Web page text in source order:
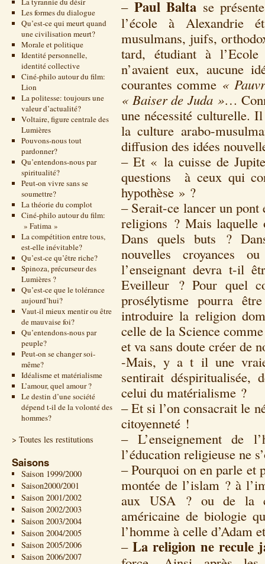
Les formes du dialogue
Qu’est-ce qui meurt quand
une civilisation meurt?
Morale et politique
Identité personnelle,
identité collective
Ciné-philo autour du film:
Lion
La politesse: toujours une
valeur d’actualité?
Voltaire, figure centrale des
Lumières
Pouvons-nous tout
pardonner?
Qu’entendons-nous par
spiritualité?
Peut-on vivre sans se
soumettre?
La théorie du complot
Ciné-philo autour du film:
» Fatima »
La compétition entre tous,
est-elle inévitable?
Qu’est-ce qu’être riche?
Spinoza, précurseur des
Lumières ?
Qu’est-ce que le tolérance
aujourd’hui?
Vaut-il mieux mentir ou être
de mauvaise foi?
Qu’entendons-nous par
peuple?
Peut-on se changer soi-
même?
Idéalisme et matérialisme
L’amour, quel amour ?
Le destin d’une société
dépend t-il de la volonté des
hommes?
> Toutes les restitutions
Saisons
Saison 1999/2000
Saison2000/2001
Saison 2001/2002
Saison 2002/2003
Saison 2003/2004
Saison 2004/2005
Saison 2005/2006
Saison 2006/2007
– Paul Balta se
l’école à Alexandrie
musulmans, juifs,
tard, étudiant à
n’avaient eux, aucune
courantes comme «
« Baiser de Juda »…
une nécessité culturelle.
la culture arabo-
diffusion des idées
– Et « la cuisse de
questions à ceux qui
hypothèse » ?
– Serait-ce lancer un
religions ? Mais laquelle
Dans quels buts ?
nouvelles croyances
l’enseignant devra t-il
Eveilleur ? Pour quel
prosélytisme pourra
introduire la religion
celle de la Science
et va sans doute créer de
-Mais, y a t il une
sentirait déspiritualisée,
celui du matérialisme ?
– Et si l’on consacrait le
citoyenneté !
– L’enseignement de
l’éducation religieuse ne
– Pourquoi on en parle et
montée de l’islam ? à
aux USA ? ou de la
américaine de biologie
l’homme à celle d’Adam
–La religion ne recule